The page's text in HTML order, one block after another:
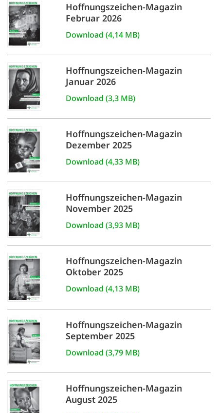
Hoffnungszeichen-Magazin
Februar 2026
Download (4,14 MB)
Hoffnungszeichen-Magazin
Januar 2026
Download (3,3 MB)
Hoffnungszeichen-Magazin
Dezember 2025
Download (4,33 MB)
Hoffnungszeichen-Magazin
November 2025
Download (3,93 MB)
Hoffnungszeichen-Magazin
Oktober 2025
Download (4,13 MB)
Hoffnungszeichen-Magazin
September 2025
Download (3,79 MB)
Hoffnungszeichen-Magazin
August 2025